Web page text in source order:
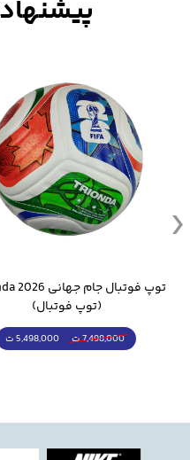
(توپ فوتبال)
7,498,000 ت 5,498,000 ت